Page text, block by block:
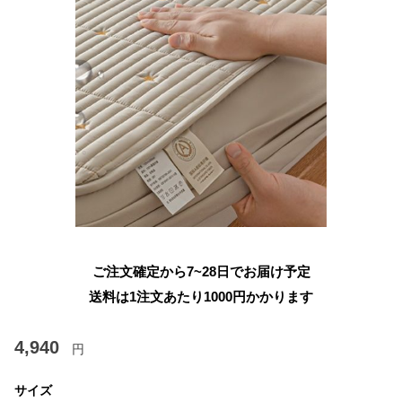
ご注文確定から7~28日でお届け予定
送料は1注文あたり 1000円かかります
4,940 円
サイズ